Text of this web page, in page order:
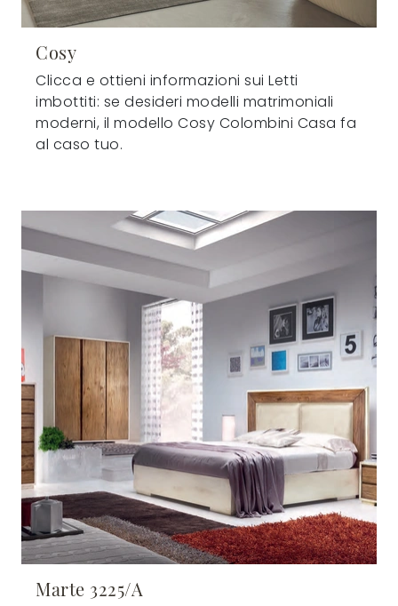
Cosy
Clicca e ottieni informazioni sui Letti
imbottiti: se desideri modelli matrimoniali
moderni, il modello Cosy Colombini Casa fa
al caso tuo.
Marte 3225/A